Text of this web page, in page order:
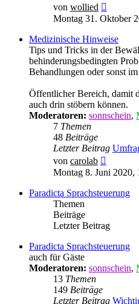
von wollied
Beitrag
Montag 31. Oktober
Medizinische Hinweise
Tips und Tricks in der
behinderungsbedingten
Behandlungen oder sonst
Öffentlicher Bereich, damit
auch drin stöbern können.
Moderatoren: sonnschein,
7 Themen
48 Beiträge
Letzter Beitrag
von carolab
Beitrag
Montag 8. Juni 2020,
Paradicta Sprachsteuerung
Themen
Beiträge
Letzter Beitrag
Paradicta Sprachsteuerung
auch für Gäste
Moderatoren: sonnschein,
13 Themen
149 Beiträge
Letzter Beitrag